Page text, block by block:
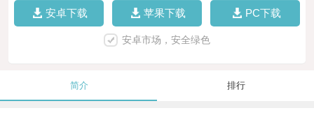
安卓下载 苹果下载 PC下载
安卓市场，安全绿色
简介 排行